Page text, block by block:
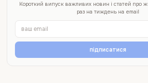
Короткий випуск важливих новин і статей про
раз на тиждень на email
підписатися